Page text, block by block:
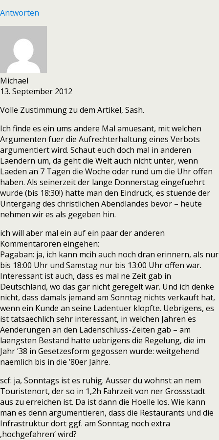
Antworten
Michael
13. September 2012
Volle Zustimmung zu dem Artikel, Sash.
Ich finde es ein ums andere Mal amuesant, mit welchen
Argumenten fuer die Aufrechterhaltung eines Verbots
argumentiert wird. Schaut euch doch mal in anderen
Laendern um, da geht die Welt auch nicht unter, wenn
Laeden an 7 Tagen die Woche oder rund um die Uhr offen
haben. Als seinerzeit der lange Donnerstag eingefuehrt
wurde (bis 18:30!) hatte man den Eindruck, es stuende der
Untergang des christlichen Abendlandes bevor – heute
nehmen wir es als gegeben hin.
ich will aber mal ein auf ein paar der anderen
Kommentaroren eingehen:
Pagaban: ja, ich kann mcih auch noch dran erinnern, als nur
bis 18:00 Uhr und Samstag nur bis 13:00 Uhr offen war.
Interessant ist auch, dass es mal ne Zeit gab in
Deutschland, wo das gar nicht geregelt war. Und ich denke
nicht, dass damals jemand am Sonntag nichts verkauft hat,
wenn ein Kunde an seine Ladentuer klopfte. Uebrigens, es
ist tatsaechlich sehr interessant, in welchen Jahren es
Aenderungen an den Ladenschluss-Zeiten gab – am
laengsten Bestand hatte uebrigens die Regelung, die im
Jahr ’38 in Gesetzesform gegossen wurde: weitgehend
naemlich bis in die ’80er Jahre.
scf: ja, Sonntags ist es ruhig. Ausser du wohnst an nem
Touristenort, der so in 1,2h Fahrzeit von ner Grossstadt
aus zu erreichen ist. Da ist dann die Hoelle los. Wie kann
man es denn argumentieren, dass die Restaurants und die
Infrastruktur dort ggf. am Sonntag noch extra
‚hochgefahren‘ wird?